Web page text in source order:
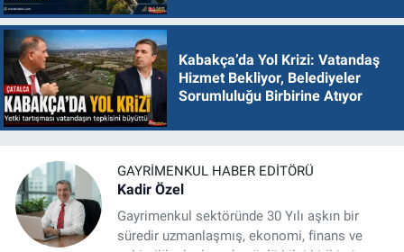
Kabakça’da Yol Krizi: Vatandaş
Hizmet Bekliyor, Belediyeler
Sorumluluğu Birbirine Atıyor
GAYRIMENKUL HABER EDITÖRÜ
Kadir Özel
Gayrimenkul sektöründe 30 Yılı aşkın bir
süredir uzmanlaşmış, ekonomi, finans ve